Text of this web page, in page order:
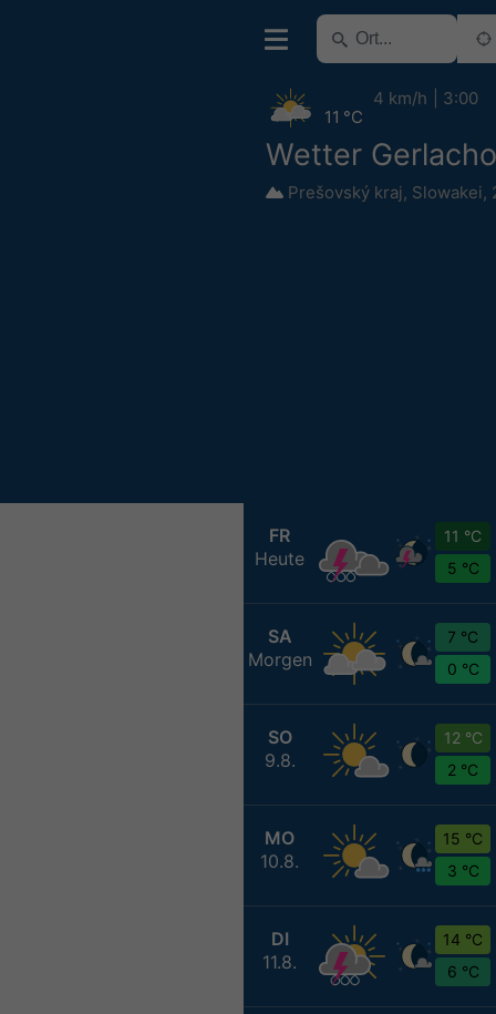
Wetter
Prešovský kraj, Slowakei,
11 °C
4 km/h 3:00
FR
Heute
11 °C
5 °C
SA
Morgen
7 °C
0 °C
SO
9.8.
12 °C
2 °C
MO
10.8.
15 °C
3 °C
DI
11.8.
14 °C
6 °C